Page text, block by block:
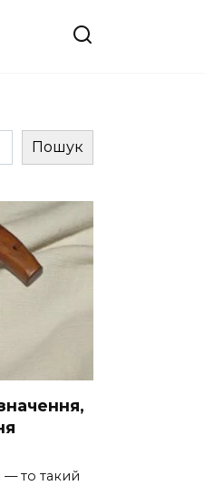
Пошук
то такий